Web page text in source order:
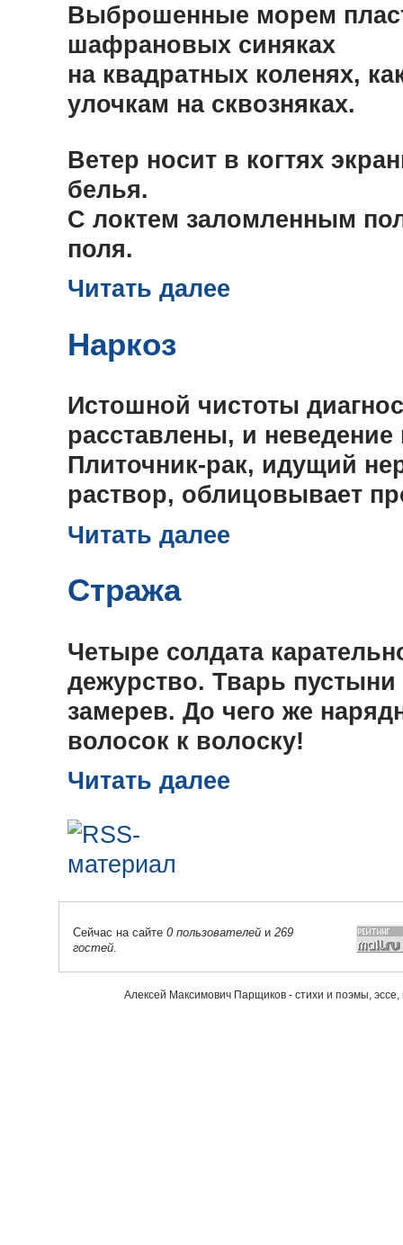
Выброшенные морем
шафрановых синяках
на квадратных коленях,
улочкам на сквозняках.
Ветер носит в когтях
белья.
С локтем заломленным
поля.
Читать далее
Наркоз
Истошной чистоты
расставлены, и
Плиточник-рак, идущий
раствор, облицовывает
Читать далее
Стража
Четыре солдата
дежурство. Тварь пустыни
замерев. До чего же
волосок к волоску!
Читать далее
Сейчас на сайте 0 пользователей и 269
гостей
Алексей Максимович Парщиков - стихи и поэмы,